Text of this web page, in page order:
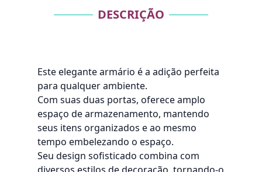
DESCRIÇÃO
Este elegante armário é a adição perfeita
para qualquer ambiente.
Com suas duas portas, oferece amplo
espaço de armazenamento, mantendo
seus itens organizados e ao mesmo
tempo embelezando o espaço.
Seu design sofisticado combina com